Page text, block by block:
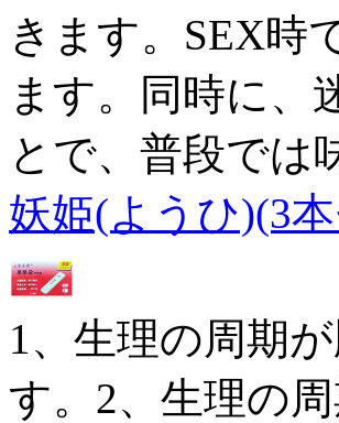
きます。SEX時
ます。同時に、
とで、普段では
妖姫(ようひ)(3
1、生理の周期
す。2、生理の